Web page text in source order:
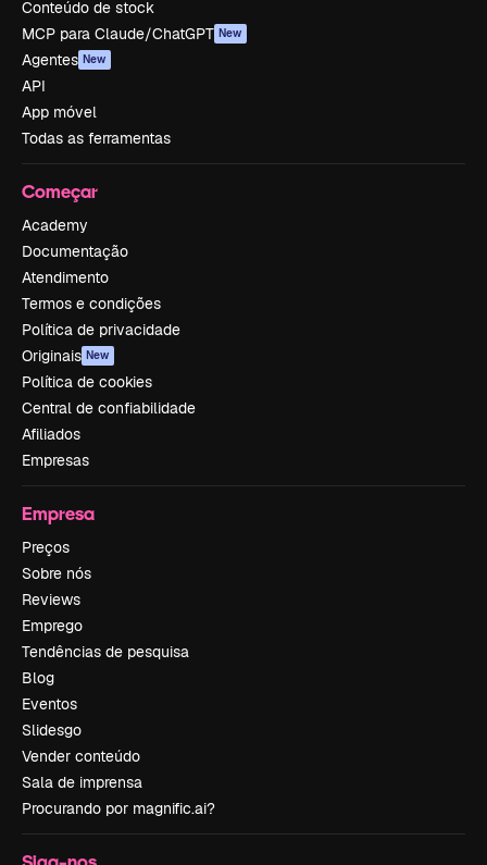
Conteúdo de stock
MCP para Claude/ChatGPT New
Agentes New
API
App móvel
Todas as ferramentas
Começar
Academy
Documentação
Atendimento
Termos e condições
Política de privacidade
Originais New
Política de cookies
Central de confiabilidade
Afiliados
Empresas
Empresa
Preços
Sobre nós
Reviews
Emprego
Tendências de pesquisa
Blog
Eventos
Slidesgo
Vender conteúdo
Sala de imprensa
Procurando por magnific.ai?